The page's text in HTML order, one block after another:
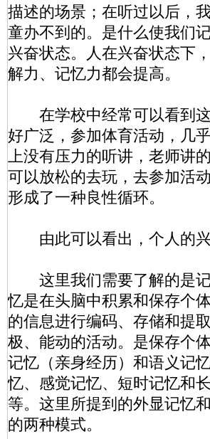
描述的场景；在听过以后，
童办不到的。是什么使我们
兴奋状态。人在兴奋状态下
解力、记忆力都会提高。
在学校中经常可以看到这
好广泛，参加体育活动，几
上没有压力的听讲，老师讲
可以放松的去玩，去参加活
形成了一种良性循环。
由此可以看出，个人的兴
这里我们需要了解的是记
忆是在头脑中积累和保存个
的信息进行编码、存储和提
极、能动的活动。是保存个
记忆（亲身经历）和语义记
忆、感觉记忆、短时记忆和
等。这里所提到的外显记忆
的两种模式。